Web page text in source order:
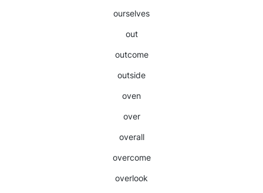
ourselves
out
outcome
outside
oven
over
overall
overcome
overlook